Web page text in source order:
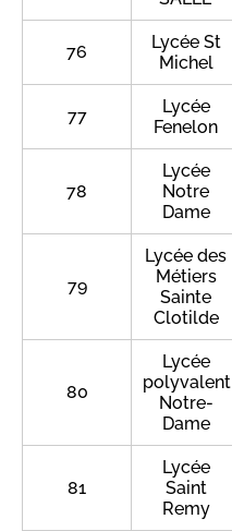
76
Lycée St
Michel
77
Lycée
Fenelon
78
Lycée
Notre
Dame
79
Lycée des
Métiers
Sainte
Clotilde
80
Lycée
polyvalent
Notre-
Dame
81
Lycée
Saint
Remy